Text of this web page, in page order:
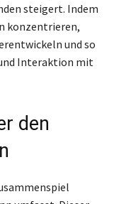
steigert. Indem
konzentrieren,
und so
Interaktion mit
den